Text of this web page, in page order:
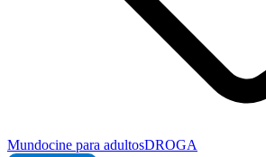
Mundocine para adultosDROGA